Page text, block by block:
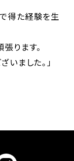
得た経験を生
ります。
いました。」